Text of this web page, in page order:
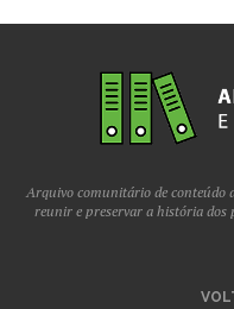
Arquivo comunitário de conteúdo
reunir e preservar a história dos